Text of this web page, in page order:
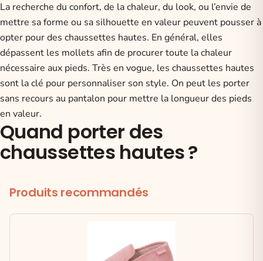
La recherche du confort, de la chaleur, du look, ou l’envie de
mettre sa forme ou sa silhouette en valeur peuvent pousser à
opter pourdes chaussettes hautes. En général, elles
dépassent les mollets afin de procurer toute la chaleur
nécessaire aux pieds. Très en vogue, les chaussettes hautes
sont la clé pour personnaliser son style. On peut les porter
sans recours au pantalon pour mettre la longueur des pieds
en valeur.
Quand porter des
chaussettes hautes ?
Produits recommandés